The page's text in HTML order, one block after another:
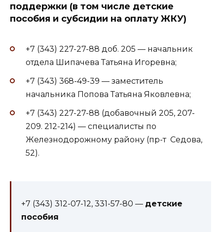
поддержки (в том числе детские
пособия и субсидии на оплату ЖКУ)
+7 (343) 227-27-88 доб. 205 — начальник
отдела Шипачева Татьяна Игоревна;
+7 (343) 368-49-39 — заместитель
начальника Попова Татьяна Яковлевна;
+7 (343) 227-27-88 (добавочный 205, 207-
209. 212-214) — специалисты по
Железнодорожному району (пр-т Седова,
52).
+7 (343) 312-07-12, 331-57-80 — детские
пособия